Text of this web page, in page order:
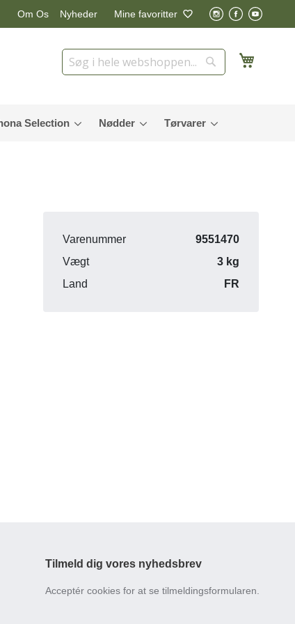
Om Os Nyheder Mine favoritter
Søg
Søg
Selection Nødder Tørvarer
Varenummer
9551470
Vægt
3 kg
Land
FR
Tilmeld dig vores nyhedsbrev
Acceptér cookies for at se tilmeldingsformularen.